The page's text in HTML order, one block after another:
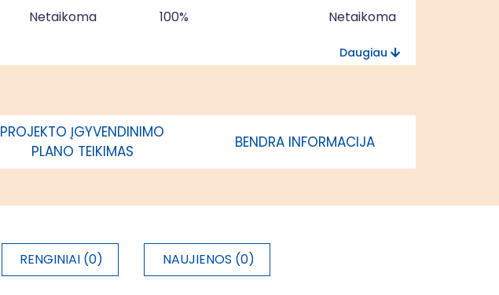
Netaikoma 100% Netaikoma
Daugiau
PROJEKTO ĮGYVENDINIMO
PLANO TEIKIMAS
BENDRA INFORMACIJA
RENGINIAI (0) NAUJIENOS (0)